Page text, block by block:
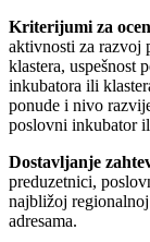
Kriterijumi za
aktivnosti za razvoj
klastera, uspešnost
inkubatora ili
ponude i nivo
poslovni inkubator
Dostavljanje
preduzetnici,
najbližoj
adresama.